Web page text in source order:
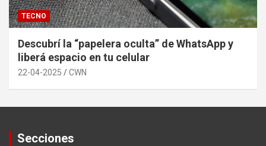
TECNO
Descubrí la “papelera oculta” de WhatsApp y
liberá espacio en tu celular
22-04-2025 CWN
Secciones